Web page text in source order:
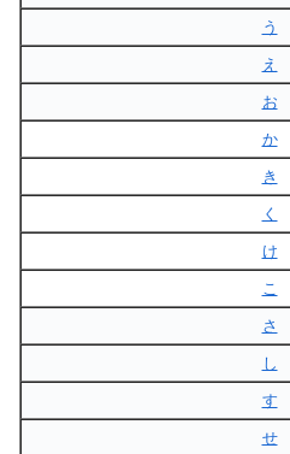
う
え
お
か
き
く
け
こ
さ
し
す
せ